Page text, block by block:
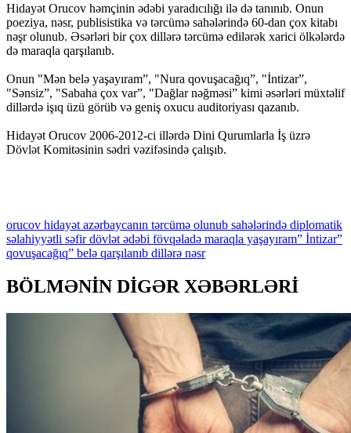
Hidayət Orucov həmçinin ədəbi yaradıcılığı ilə də tanınıb. Onun
poeziya, nəsr, publisistika və tərcümə sahələrində 60-dan çox kitabı
nəşr olunub. Əsərləri bir çox dillərə tərcümə edilərək xarici ölkələrdə
də maraqla qarşılanıb.
Onun "Mən belə yaşayıram”, "Nura qovuşacağıq”, "İntizar”,
"Sənsiz”, "Sabaha çox var”, "Dağlar nəğməsi” kimi əsərləri müxtəlif
dillərdə işıq üzü görüb və geniş oxucu auditoriyası qazanıb.
Hidayət Orucov 2006-2012-ci illərdə Dini Qurumlarla İş üzrə
Dövlət Komitəsinin sədri vəzifəsində çalışıb.
orucov hidayət azərbaycanın tərcümə olunub sahələrində diplomatik
səlahiyyətli səfirdövlət ədəbi fövqəladə maraqla yaşayıram” İntizar”
qovuşacağıq” belə qarşılanıb dillərə nəsr
BÖLMƏNİN DİGƏR XƏBƏRLƏRİ